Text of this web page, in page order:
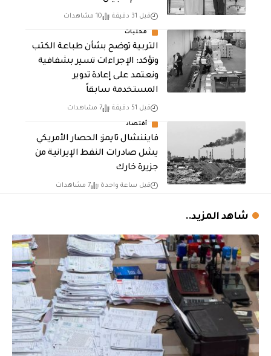
قبل 31 دقيقة 10 مشاهدات
محليات
التربية توضح بشأن طباعة الكتب
وتؤكد: الإجراءات تسير بشفافية
ونعتمد على إعادة تدوير
المستخدمة سابقاً
قبل 51 دقيقة 7 مشاهدات
أقتصاد
فايننشال تايمز: الحصار الأمريكي
يشل صادرات النفط الإيرانية من
جزيرة خارك
قبل ساعة واحدة 7 مشاهدات
شاهد المزيد..